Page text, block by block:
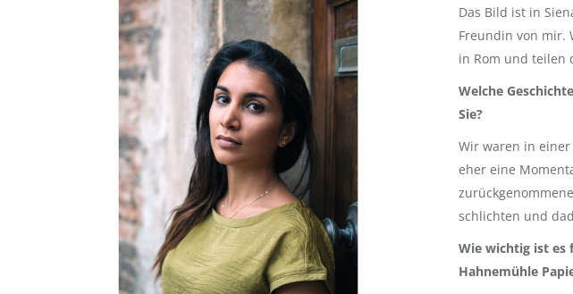
Das Bild ist in
Freundin von mir.
in Rom und teilen
Welche
Sie?
Wir waren in
eher eine
schlichten und
Wie wichtig ist es
Hahnemühle